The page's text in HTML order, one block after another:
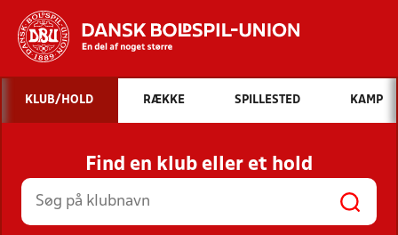
Hvad vil du søge efter?
INDHOLD OG NYHEDER
STILLINGER, RESULTATER, KLUBBER OG
HOLD
KLUB/HOLD RÆKKE SPILLESTED KAMP
Find en klub eller et hold